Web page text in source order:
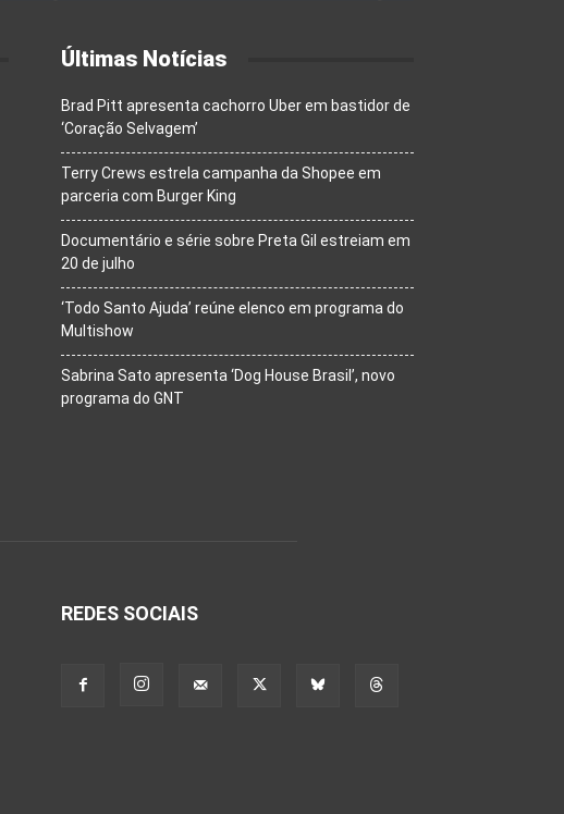
Últimas Notícias
Brad Pitt apresenta cachorro Uber em bastidor de
‘Coração Selvagem’
Terry Crews estrela campanha da Shopee em
parceria com Burger King
Documentário e série sobre Preta Gil estreiam em
20 de julho
‘Todo Santo Ajuda’ reúne elenco em programa do
Multishow
Sabrina Sato apresenta ‘Dog House Brasil’, novo
programa do GNT
REDES SOCIAIS